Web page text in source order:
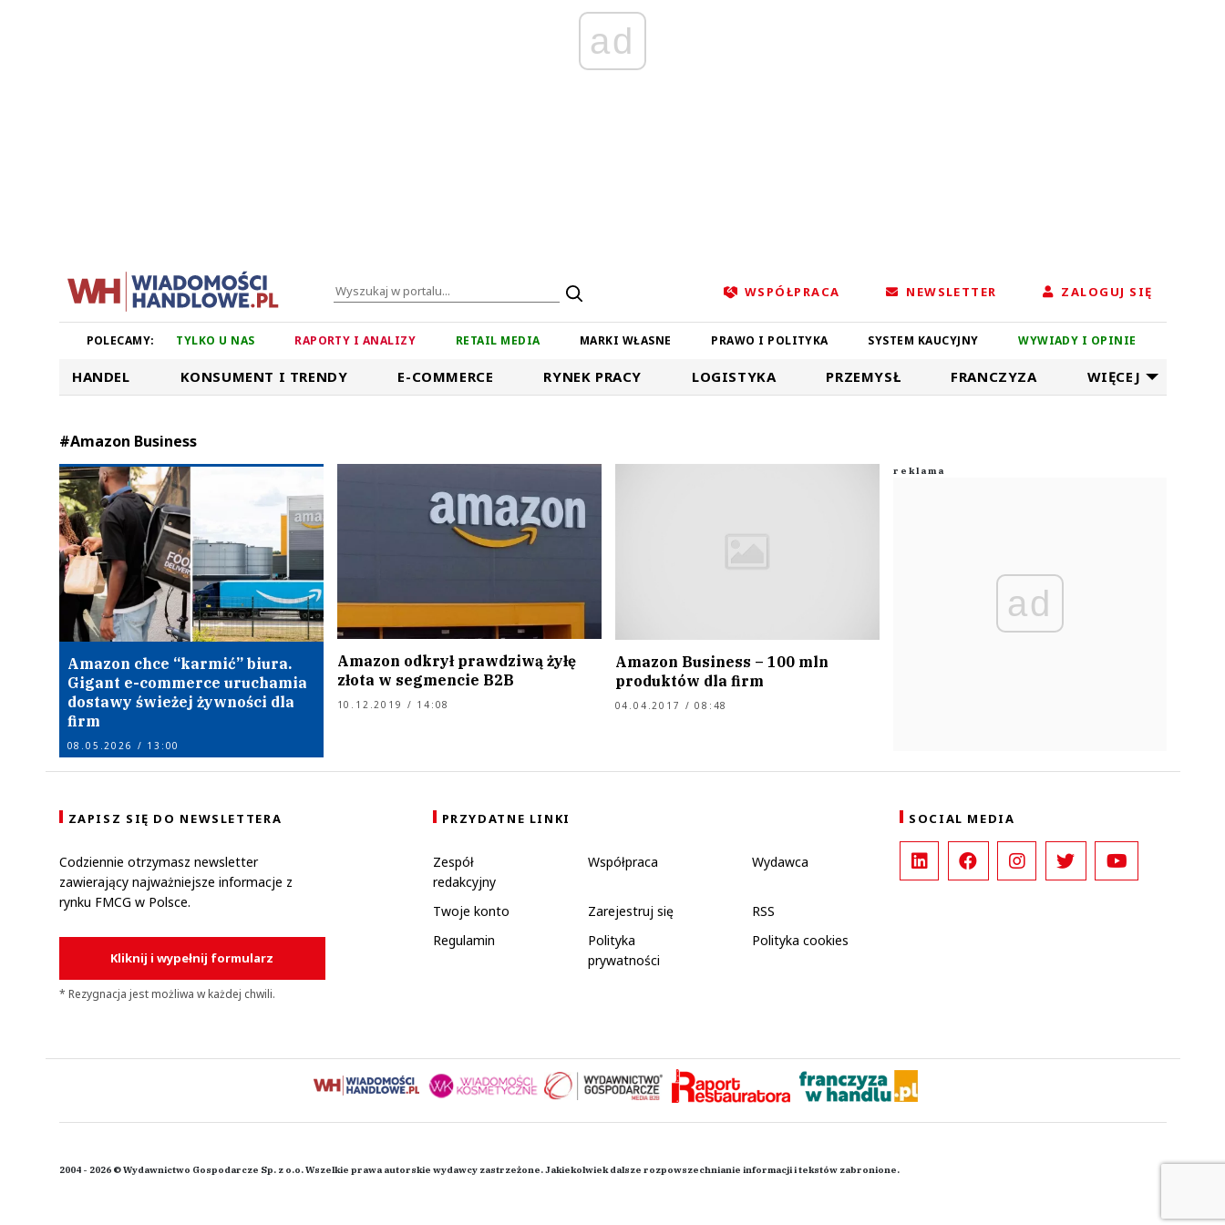
ad
WSPÓŁPRACA NEWSLETTER ZALOGUJ SIĘ
POLECAMY: TYLKO U NAS RAPORTY I ANALIZY RETAIL MEDIA MARKI WŁASNE PRAWO I POLITYKA SYSTEM KAUCYJNY WYWIADY I OPINIE
HANDEL KONSUMENT I TRENDY E-COMMERCE RYNEK PRACY LOGISTYKA PRZEMYSŁ FRANCZYZA WIĘCEJ
#Amazon Business
Amazon chce “karmić” biura.
Gigant e-commerce uruchamia
dostawy świeżej żywności dla
firm
08.05.2026 / 13:00
Amazon odkrył prawdziwą żyłę
złota w segmencie B2B
10.12.2019 / 14:08
Amazon Business – 100 mln
produktów dla firm
04.04.2017 / 08:48
ad
ZAPISZ SIĘ DO NEWSLETTERA
Codziennie otrzymasz newsletter
zawierający najważniejsze informacje z
rynku FMCG w Polsce.
Kliknij i wypełnij formularz
* Rezygnacja jest możliwa w każdej chwili.
PRZYDATNE LINKI
Zespół
redakcyjny
Współpraca Wydawca
Twoje konto Zarejestruj się
RSS
Regulamin
Polityka
prywatności
Polityka cookies
SOCIAL MEDIA
2004 - 2026 © Wydawnictwo Gospodarcze Sp. z o.o. Wszelkie prawa autorskie wydawcy zastrzeżone. Jakiekolwiek dalsze rozpowszechnianie informacji i tekstów zabronione.